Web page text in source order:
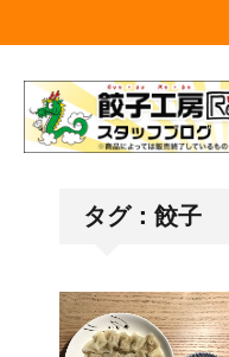
タグ：餃子